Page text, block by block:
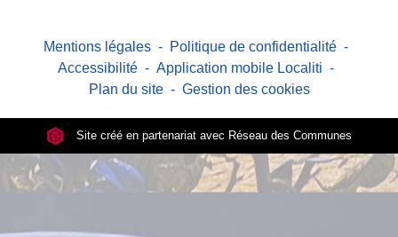
Mentions légales - Politique de confidentialité -
Accessibilité - Application mobile Localiti -
Plan du site - Gestion des cookies
Site créé en partenariat avec Réseau des Communes